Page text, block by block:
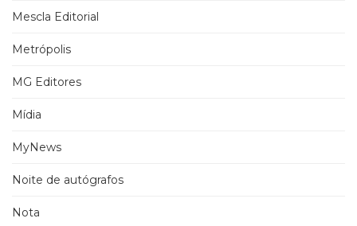
Mescla Editorial
Metrópolis
MG Editores
Mídia
MyNews
Noite de autógrafos
Nota